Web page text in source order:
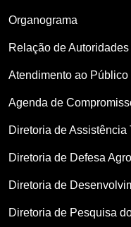
Organograma
Relação de Autoridades
Atendimento ao Público
Agenda de
Diretoria de Assistência
Diretoria de Defesa
Diretoria de
Diretoria de Pesquisa